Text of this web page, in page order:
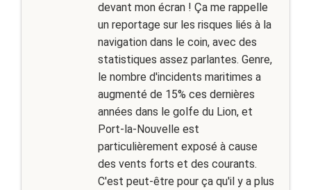
devant mon écran ! Ça me rappelle
un reportage sur les risques liés à la
navigation dans le coin, avec des
statistiques assez parlantes. Genre,
le nombre d'incidents maritimes a
augmenté de 15% ces dernières
années dans le golfe du Lion, et
Port-la-Nouvelle est
particulièrement exposé à cause
des vents forts et des courants.
C'est peut-être pour ça qu'il y a plus